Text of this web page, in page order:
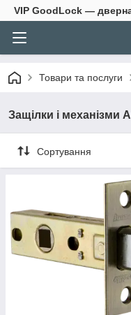
VIP GoodLock —
Товари та послуги
Защілки і механізми
Сортування